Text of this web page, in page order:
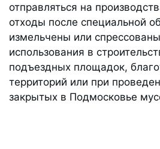
отправляться на
отходы после специальной
измельчены или
использования в
подъездных площадок,
территорий или при
закрытых в Подмосковье